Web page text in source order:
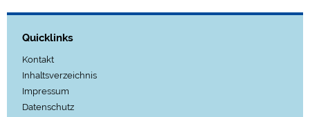
Quicklinks
Kontakt
Inhaltsverzeichnis
Impressum
Datenschutz